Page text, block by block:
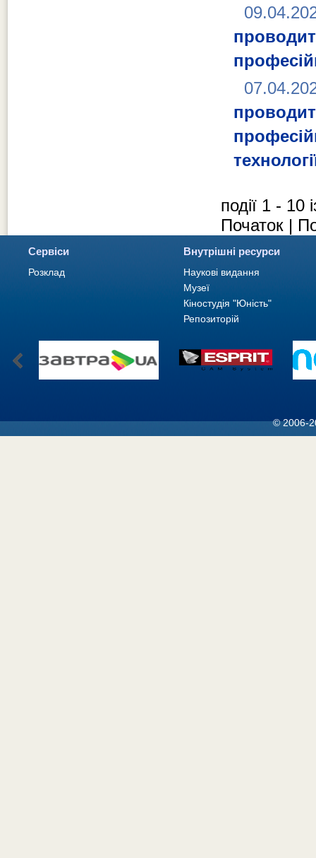
події 1 - 10
Початок |
Сервіси
Розклад
Внутрішні ресурси
Наукові видання
Музеї
Кіностудія "Юність"
Репозиторій
© 2006-